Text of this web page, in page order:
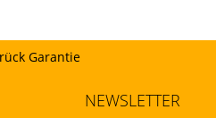
Garantie
NEWSLETTER